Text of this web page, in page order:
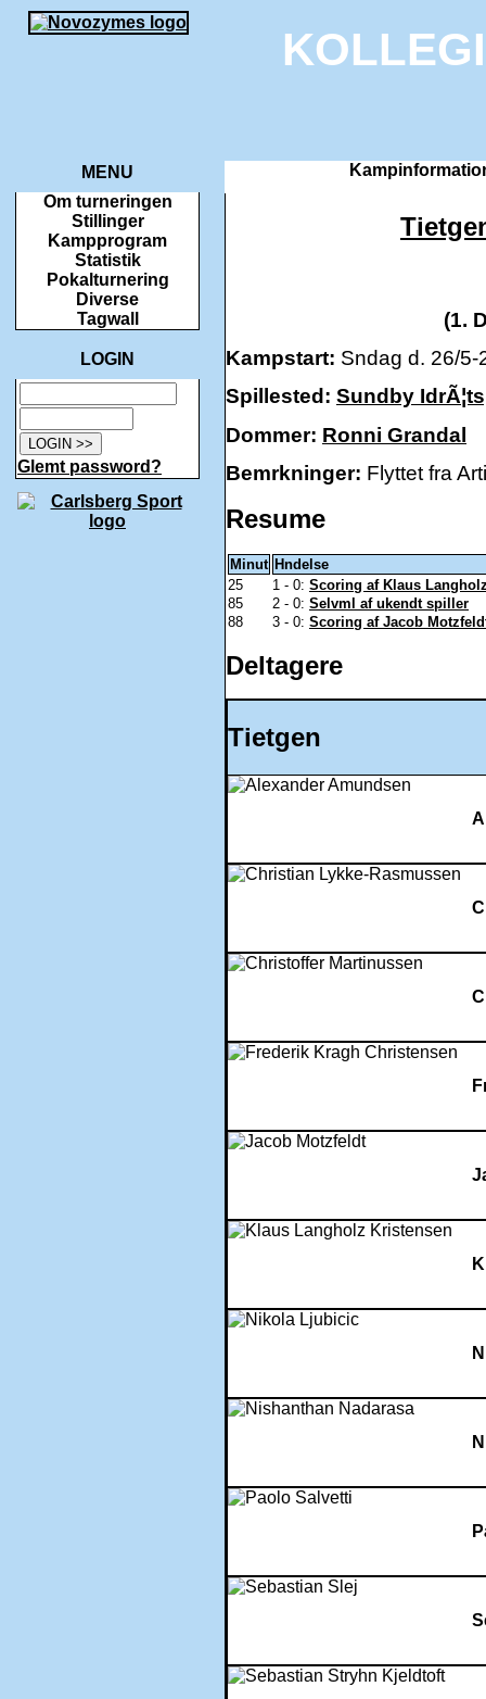
MENU
Om turneringen
Stillinger
Kampprogram
Statistik
Pokalturnering
Diverse
Tagwall
LOGIN
Glemt password?
(1.
Kampstart: Sndag d. 26/5-
Spillested: Sundby
Dommer: Ronni Grandal
Bemrkninger: Flyttet fra
Resume
Minut Hndelse
25
1 - 0: Scoring af Klaus
85
2 - 0: Selvml af ukendt spiller
88
3 - 0: Scoring af Jacob
Deltagere
Tietgen